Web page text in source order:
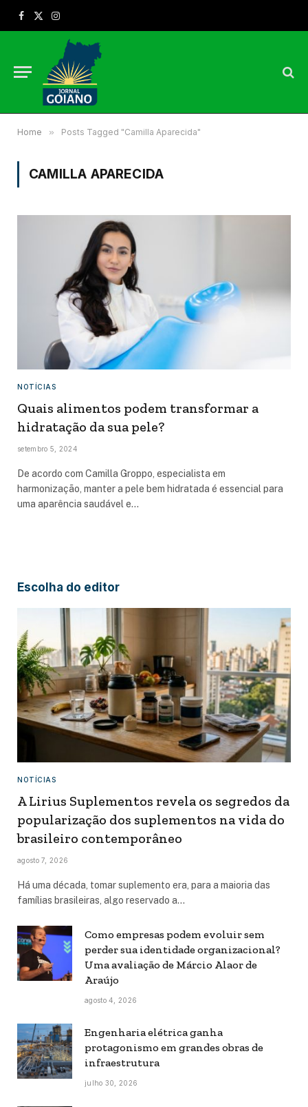
Facebook
X
Instagram
Home » Posts Tagged "Camilla Aparecida"
CAMILLA APARECIDA
NOTÍCIAS
Quais alimentos podem transformar a
hidratação da sua pele?
setembro 5, 2024
De acordo com Camilla Groppo, especialista em
harmonização, manter a pele bem hidratada é essencial para
uma aparência saudável e…
Escolha do editor
NOTÍCIAS
A Lirius Suplementos revela os segredos da
popularização dos suplementos na vida do
brasileiro contemporâneo
agosto 7, 2026
Há uma década, tomar suplemento era, para a maioria das
famílias brasileiras, algo reservado a…
Como empresas podem evoluir sem
perder sua identidade organizacional?
Uma avaliação de Márcio Alaor de
Araújo
agosto 4, 2026
Engenharia elétrica ganha
protagonismo em grandes obras de
infraestrutura
julho 30, 2026